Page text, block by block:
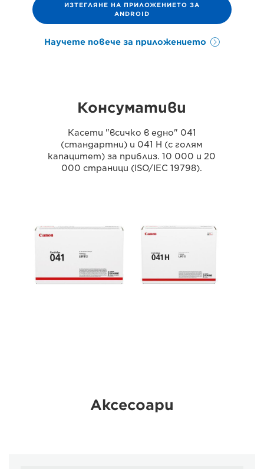
ИЗТЕГЛЯНЕ НА ПРИЛОЖЕНИЕТО ЗА
ANDROID
Научете повече за приложението
Консумативи
Касети "всичко в едно" 041
(стандартни) и 041 H (с голям
капацитет) за приблиз. 10 000 и 20
000 страници (ISO/IEC 19798).
Аксесоари